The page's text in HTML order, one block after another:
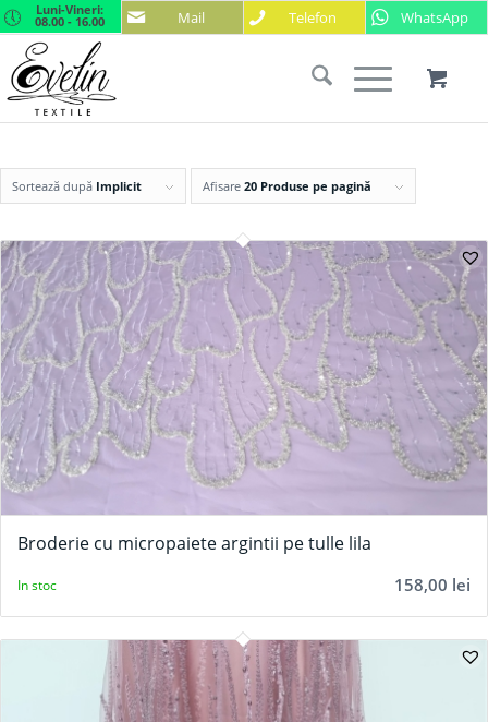
Mail Telefon WhatsApp
Luni-Vineri:
08.00 - 16.00
Sortează după Implicit Afisare 20 Produse pe pagină
Broderie cu micropaiete argintii pe tulle lila
158,00 lei
In stoc